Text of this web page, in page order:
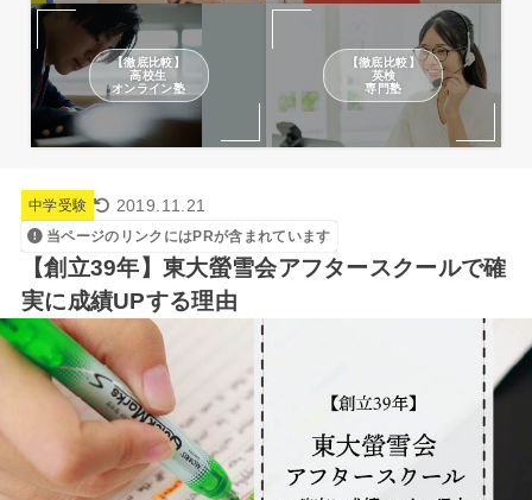
【徹底比較】
高校生
オンライン塾
【徹底比較】
英検
専門塾
中学受験 2019.11.21
当ページのリンクにはPRが含まれています
【創立39年】東大螢雪会アフタースクールで確
実に成績UPする理由